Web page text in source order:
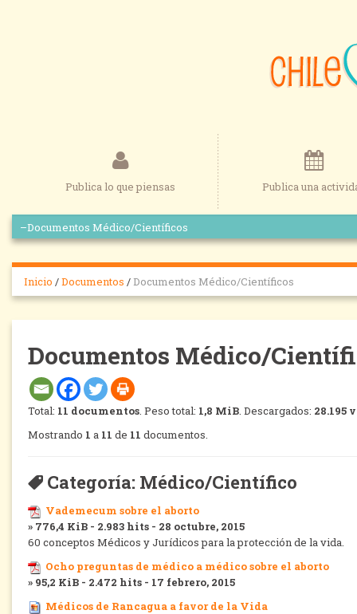
Publica lo que piensas Publica una
Inicio /Documentos / Documentos Médico/Científicos
Documentos Médico/
Total: 11 documentos. Peso total: 1,8 MiB. Descargados: 28.195
Mostrando 1 a 11 de 11 documentos.
Categoría: Médico/Científico
Vademecum sobre el aborto
» 776,4 KiB - 2.983 hits - 28 octubre, 2015
60 conceptos Médicos y Jurídicos para la protección de la vida.
Ocho preguntas de médico a médico sobre el aborto
» 95,2 KiB - 2.472 hits - 17 febrero, 2015
Médicos de Rancagua a favor de la Vida